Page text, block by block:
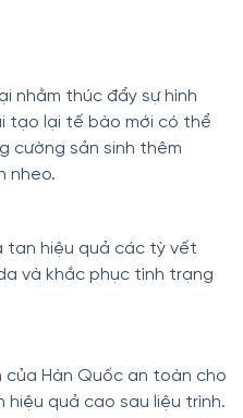
nhằm thúc đẩy sự hình
tạo lại tế bào mới có thể
cường sản sinh thêm
nheo.
tan hiệu quả các tỳ vết
và khắc phục tình trạng
Hàn Quốc an toàn cho
quả cao sau liệu trình.